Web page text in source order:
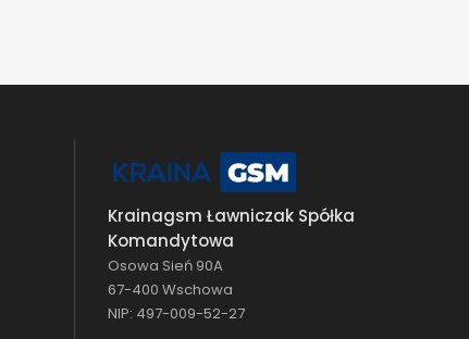
Krainagsm Ławniczak Spółka
Komandytowa
Osowa Sień 90A
67-400 Wschowa
NIP: 497-009-52-27